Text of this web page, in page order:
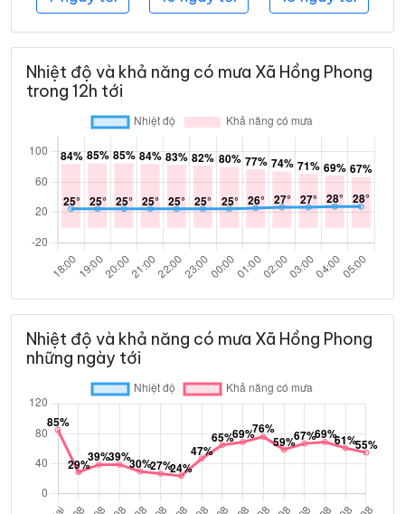
Nhiệt độ và khả năng có mưa Xã Hồng Phong
trong 12h tới
Nhiệt độ và khả năng có mưa Xã Hồng Phong
những ngày tới